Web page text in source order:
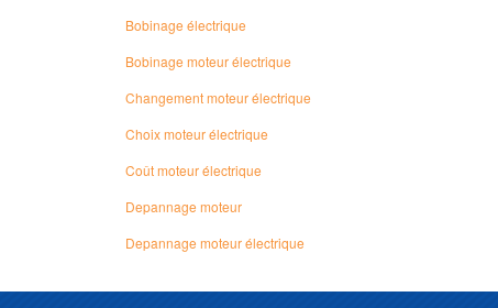
Bobinage électrique
Bobinage moteur électrique
Changement moteur électrique
Choix moteur électrique
Coût moteur électrique
Depannage moteur
Depannage moteur électrique